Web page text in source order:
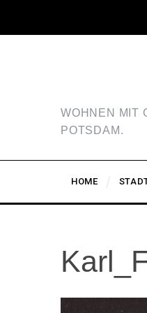
WOHNEN MIT
POTSDAM.
HOME